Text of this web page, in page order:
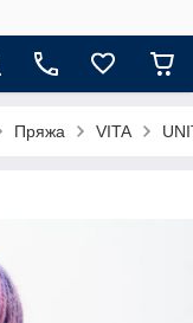
Пряжа VITA